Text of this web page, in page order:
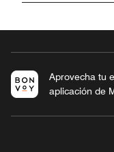
Aprovecha tu
aplicación de